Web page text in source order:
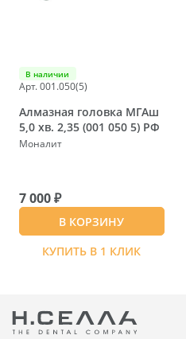
В наличии
Арт. 001.050(5)
Алмазная головка МГАш
5,0 хв. 2,35 (001 050 5) РФ
Моналит
7 000 ₽
В КОРЗИНУ
КУПИТЬ В 1 КЛИК